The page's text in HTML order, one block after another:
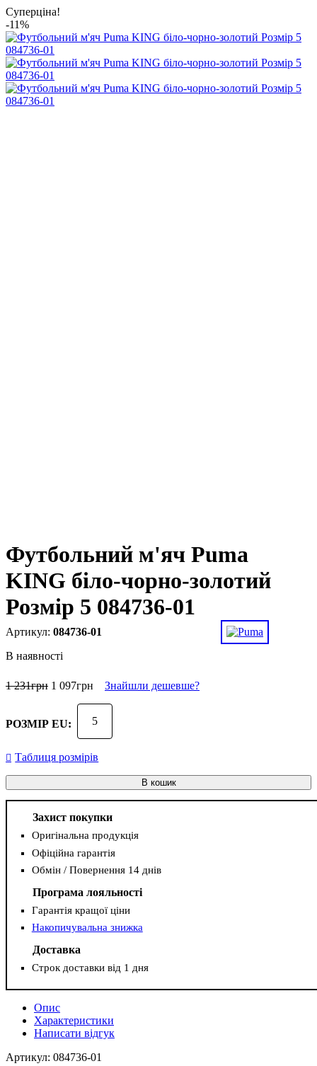
Суперціна!
-11%
Футбольний м'яч Puma
KING біло-чорно-золотий
Розмір 5 084736-01
084736-01
В наявності
1 231грн 1 097грн Знайшли дешевше?
РОЗМІР EU: 5
Таблиця розмірів
В кошик
Захист покупки
Оригінальна продукція
Офіційна гарантія
Обмін / Повернення 14 днів
Програма лояльності
Гарантія кращої ціни
Накопичувальна знижка
Доставка
Строк доставки від 1 дня
Опис
Характеристики
Написати відгук
Артикул: 084736-01